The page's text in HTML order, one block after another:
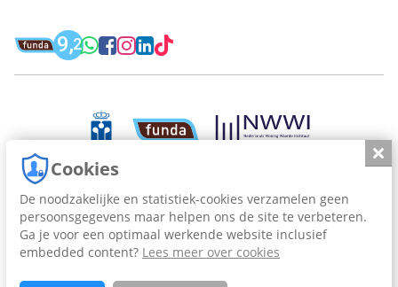
Funda: Dijkstra Makelaardij & Financieel
Dijkstra Makelaardij & Financieel
9,2 WhatsApp: 0594-501 501
Facebook: Dijkstra
Instagram:
LinkedIn:
TikTok: Dijkstra
Dijkstra Makelaardij en Financieel Advies, sinds 1963.
Cookies
De noodzakelijke en statistiek-cookies verzamelen geen
persoonsgegevens maar helpen ons de site te verbeteren.
Ga je voor een optimaal werkende website inclusief
embedded content? Lees meer over cookies